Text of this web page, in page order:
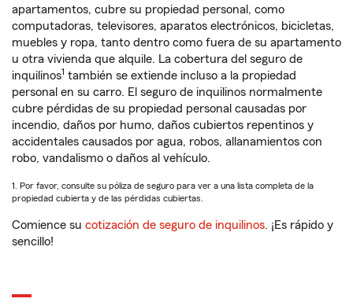
apartamentos, cubre su propiedad personal, como
computadoras, televisores, aparatos electrónicos, bicicletas,
muebles y ropa, tanto dentro como fuera de su apartamento
u otra vivienda que alquile. La cobertura del seguro de
inquilinos1 también se extiende incluso a la propiedad
personal en su carro. El seguro de inquilinos normalmente
cubre pérdidas de su propiedad personal causadas por
incendio, daños por humo, daños cubiertos repentinos y
accidentales causados por agua, robos, allanamientos con
robo, vandalismo o daños al vehículo.
1. Por favor, consulte su póliza de seguro para ver a una lista completa de la
propiedad cubierta y de las pérdidas cubiertas.
Comience su cotización de seguro de inquilinos. ¡Es rápido y
sencillo!